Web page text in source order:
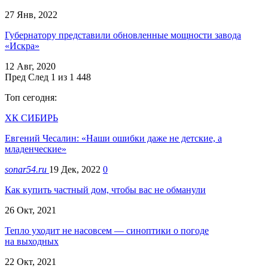
27 Янв, 2022
Губернатору представили обновленные мощности завода
«Искра»
12 Авг, 2020
Пред След 1 из 1 448
Топ сегодня:
ХК СИБИРЬ
Евгений Чесалин: «Наши ошибки даже не детские, а
младенческие»
sonar54.ru 19 Дек, 2022 0
Как купить частный дом, чтобы вас не обманули
26 Окт, 2021
Тепло уходит не насовсем — синоптики о погоде
на выходных
22 Окт, 2021